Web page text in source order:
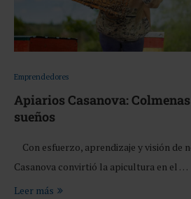
Emprendedores
Apiarios Casanova:
sueños
Con esfuerzo, aprendizaje y visión de
Casanova convirtió la apicultura en el …
Leer más